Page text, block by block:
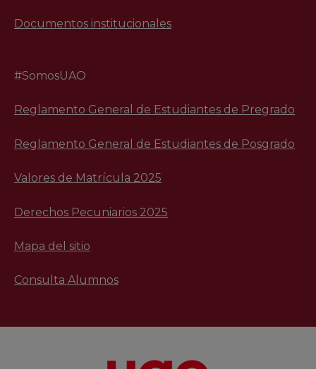
Documentos institucionales
#SomosUAO
Reglamento General de Estudiantes de Pregrado
Reglamento General de Estudiantes de Posgrado
Valores de Matrícula 2025
Derechos Pecuniarios 2025
Mapa del sitio
Consulta Alumnos